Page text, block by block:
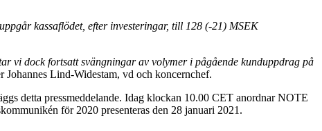
kassaflödet, efter investeringar, till 128 (-21) MSEK
vi dock fortsatt svängningar av volymer i pågående kunduppdrag på
Johannes Lind-Widestam, vd och koncernchef.
detta pressmeddelande. Idag klockan 10.00 CET anordnar NOTE
för 2020 presenteras den 28 januari 2021.